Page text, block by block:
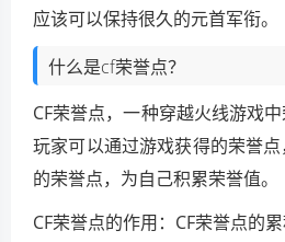
应该可以保持很久的元首军衔。
什么是cf荣誉点？
CF荣誉点，一种穿越火线游戏
玩家可以通过游戏获得的荣誉
的荣誉点，为自己积累荣誉值。
CF荣誉点的作用：CF荣誉点的